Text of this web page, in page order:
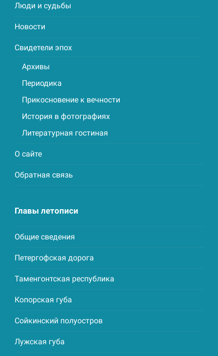
Люди и судьбы
Новости
Свидетели эпох
Архивы
Периодика
Прикосновение к вечности
История в фотографиях
Литературная гостиная
О сайте
Обратная связь
Главы летописи
Общие сведения
Петергофская дорога
Таменгонтская республика
Копорская губа
Сойкинский полуостров
Лужская губа